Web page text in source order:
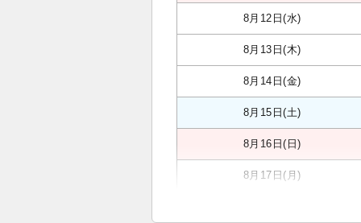
8月12日(水)
8月13日(木)
8月14日(金)
8月15日(土)
8月16日(日)
8月17日(月)